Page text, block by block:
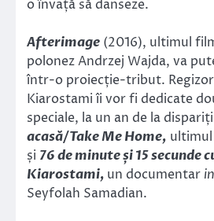
o învață să danseze.
Afterimage (2016), ultimul
polonez Andrzej Wajda, va
într-o proiecție-tribut.
Kiarostami îi vor fi dedicate
speciale, la un an de la
acasă/Take Me Home,
și 76 de minute și 15 secunde
Kiarostami, un documentar
Seyfolah Samadian.